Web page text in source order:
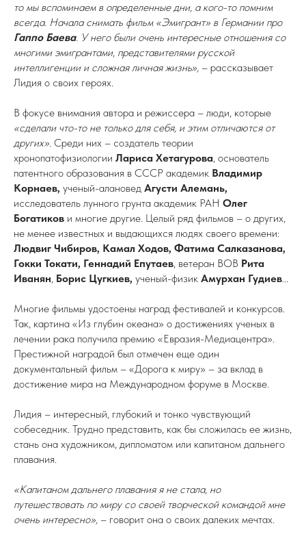
то мы вспоминаем в определенные дни, а кого-то помним
всегда. Начала снимать фильм «Эмигрант» в Германии про
Гаппо Баева. У него были очень интересные отношения со
многими эмигрантами, представителями русской
интеллигенции и сложная личная жизнь», – рассказывает
Лидия о своих героях.
В фокусе внимания автора и режиссера – люди, которые
«сделали что-то не только для себя, и этим отличаются от
других». Среди них – создатель теории
хронопатофизиологии Лариса Хетагурова, основатель
патентного образования в СССР академик Владимир
Корнаев, ученый-алановед Агусти Алемань,
исследователь лунного грунта академик РАН Олег
Богатиков и многие другие. Целый ряд фильмов – о других,
не менее известных и выдающихся людях своего времени:
Людвиг Чибиров, Камал Ходов, Фатима Салказанова,
Гокки Токати, Геннадий Епутаев, ветеран ВОВ Рита
Иванян, Борис Цугкиев, ученый-физик Амурхан Гудиев...
Многие фильмы удостоены наград фестивалей и конкурсов.
Так, картина «Из глубин океана» о достижениях ученых в
лечении рака получила премию «Евразия-Медиацентра».
Престижной наградой был отмечен еще один
документальный фильм – «Дорога к миру» – за вклад в
достижение мира на Международном форуме в Москве.
Лидия – интересный, глубокий и тонко чувствующий
собеседник. Трудно представить, как бы сложилась ее жизнь,
стань она художником, дипломатом или капитаном дальнего
плавания.
«Капитаном дальнего плавания я не стала, но
путешествовать по миру со своей творческой командой мне
очень интересно», – говорит она о своих далеких мечтах.